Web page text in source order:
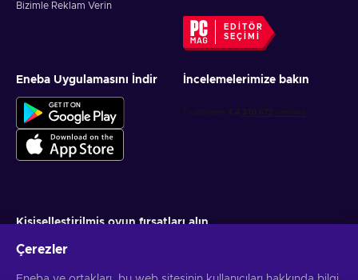
Bizimle Reklam Verin
EDITÖR
SEÇIMI
Eneba Uygulamasını İndir İncelemelerimize bakın
Kişiselleştirilmiş oyun fırsatları alın
Çerezler